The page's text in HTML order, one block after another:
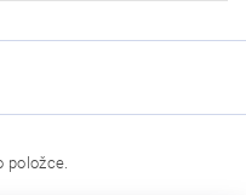
položce.